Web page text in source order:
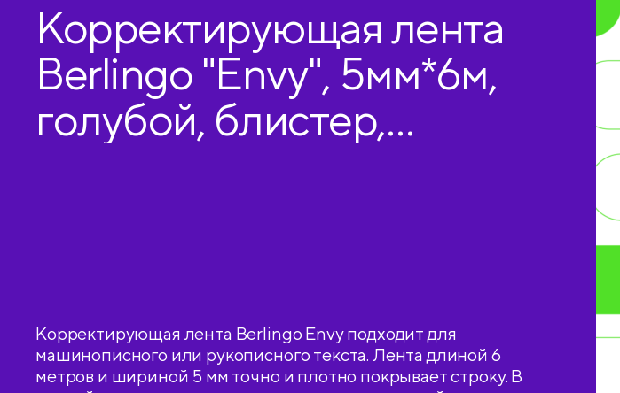
Корректирующая лента
Berlingo "Envy", 5мм*6м,
голубой, блистер,
Корректирующая лента Berlingo Envy подходит для
машинописного или рукописного текста. Лента длиной 6
метров и шириной 5 мм точно и плотно покрывает строку. В